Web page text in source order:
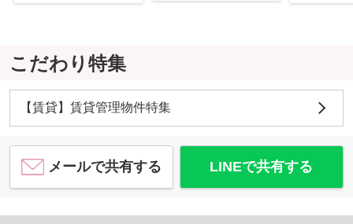
こだわり特集
【賃貸】賃貸管理物件特集
メールで共有する LINEで共有する